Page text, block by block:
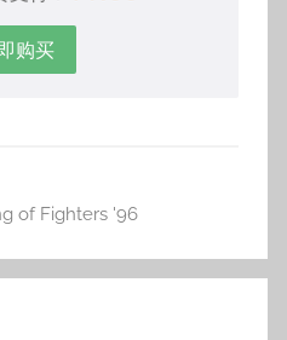
购买
of Fighters '96